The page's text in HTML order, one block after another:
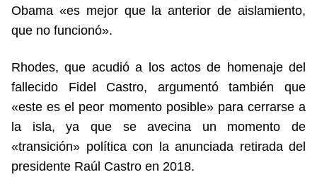
Obama «es mejor que la anterior de aislamiento,
que no funcionó».
Rhodes, que acudió a los actos de homenaje del
fallecido Fidel Castro, argumentó también que
«este es el peor momento posible» para cerrarse a
la isla, ya que se avecina un momento de
«transición» política con la anunciada retirada del
presidente Raúl Castro en 2018.